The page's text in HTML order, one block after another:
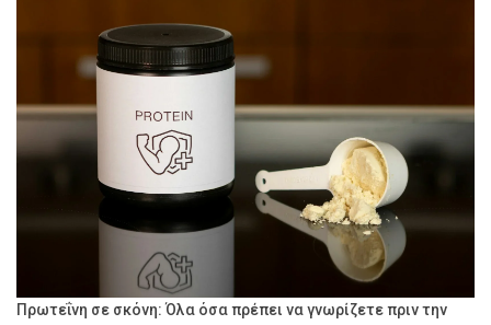
Πρωτεΐνη σε σκόνη: Όλα όσα πρέπει να γνωρίζετε πριν την